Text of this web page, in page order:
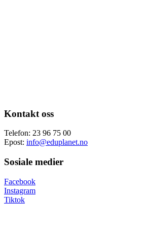
Kontakt oss
Telefon: 23 96 75 00
Epost: info@eduplanet.no
Sosiale medier
Facebook
Instagram
Tiktok